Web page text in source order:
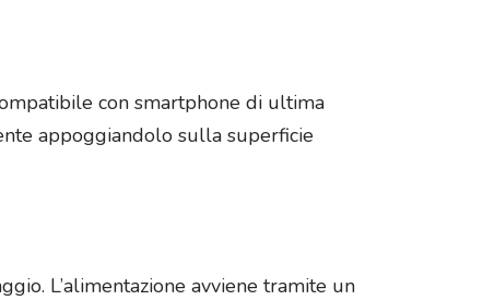
con smartphone di ultima
appoggiandolo sulla superficie
L’alimentazione avviene tramite un